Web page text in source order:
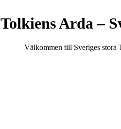
Tolkiens Arda –
Välkommen till Sveriges stora